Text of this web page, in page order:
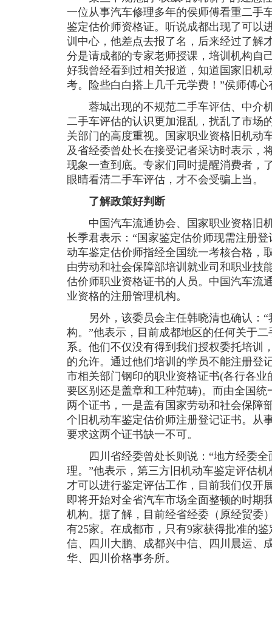
一位从事汽车修理多年的侯师傅看重二手
鉴定估价师资格证。听说成都出现了可以
训中心，他差点去报了名，后来经过了解
分是请成都的专家老师授课，培训机构自
好我曾经看到过相关报道，知道国家旧机
考。险些白白搭上几千元学费！”侯师傅
蓉城出现的不规范二手车评估、中介
二手车评估的认识更加混乱，扰乱了市场
关部门的高度重视。国家职业资格旧机动
及省经委曾处长在接受记者采访时表示，
现象一查到底。专家们同时提醒消费者，
眼睛看清二手车评估，才不会受骗上当。
了解政策好判断
中国汽车流通协会、国家职业资格旧
长季君表示：“国家鉴定估价师现需注册
动车鉴定估价师指经全国统一考核合格，
由劳动和社会保障部培训就业司和职业技
估价师职业资格证书的人员。中国汽车流
业资格的注册管理机构。
另外，该委员会主任韩晓清也确认：“
构。”他表示，目前成都地区的任何关于
系。他们不仅没有得到我们授权委托培训
的允许。通过他们培训的学员不能注册登
市相关部门钢印的职业资格证书(各行各
要区别还是盖章和工种范畴)。而由全国
两个证书，一是盖有国家劳动和社会保障
个旧机动车鉴定估价师注册登记证书。从
要求这两个证书缺一不可。
四川省经委曾处长则说：“地方经委全
理。”他表示，第三方旧机动车鉴定评估
才可以进行鉴定评估工作，目前我们仅开
即将开始对全省汽车市场全面整顿的时期
机构。据了解，目前经省经委（原经贸委
有25家。在成都市，只有9家获得批准的
信、四川大鹏、成都兴中信、四川晨运、
华、四川价格事务所。